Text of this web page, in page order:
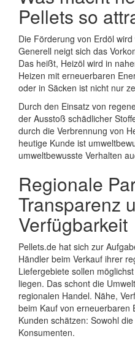
Pellets so
Die Förderung von Erdöl
Generell neigt sich das
Das heißt, Heizöl wird in
Heizen mit erneuerbaren
oder in Säcken ist nicht nur
Durch den Einsatz von
der Ausstoß schädlicher
durch die Verbrennung von
heutige Kunde ist
umweltbewusste Verhalten
Regionale
Transparenz
Verfügbarkeit
Pellets.de hat sich zur
Händler beim Verkauf ihrer
Liefergebiete sollen
liegen. Das schont die
regionalen Handel. Nähe,
beim Kauf von erneuerbaren
Kunden schätzen: Sowohl
Konsumenten.